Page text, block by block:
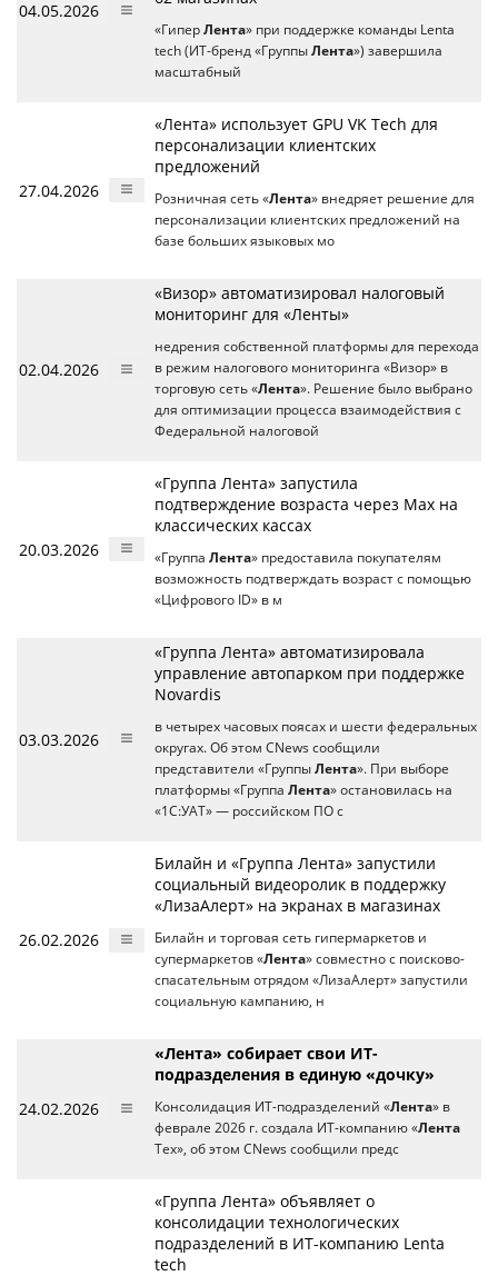
04.05.2026
«Гипер Лента» при поддержке команды Lenta
tech (ИТ-бренд «Группы Лента») завершила
масштабный
27.04.2026
«Лента» использует GPU VK Tech для
персонализации клиентских
предложений
Розничная сеть «Лента» внедряет решение для
персонализации клиентских предложений на
базе больших языковых мо
02.04.2026
«Визор» автоматизировал налоговый
мониторинг для «Ленты»
недрения собственной платформы для перехода
в режим налогового мониторинга «Визор» в
торговую сеть «Лента». Решение было выбрано
для оптимизации процесса взаимодействия с
Федеральной налоговой
20.03.2026
«Группа Лента» запустила
подтверждение возраста через Max на
классических кассах
«Группа Лента» предоставила покупателям
возможность подтверждать возраст с помощью
«Цифрового ID» в м
03.03.2026
«Группа Лента» автоматизировала
управление автопарком при поддержке
Novardis
в четырех часовых поясах и шести федеральных
округах. Об этом CNews сообщили
представители «Группы Лента». При выборе
платформы «Группа Лента» остановилась на
«1С:УАТ» — российском ПО с
26.02.2026
Билайн и «Группа Лента» запустили
социальный видеоролик в поддержку
«ЛизаАлерт» на экранах в магазинах
Билайн и торговая сеть гипермаркетов и
супермаркетов «Лента» совместно с поисково-
спасательным отрядом «ЛизаАлерт» запустили
социальную кампанию, н
24.02.2026
«Лента» собирает свои ИТ-
подразделения в единую «дочку»
Консолидация ИТ-подразделений «Лента» в
феврале 2026 г. создала ИТ-компанию «Лента
Тех», об этом CNews сообщили предс
«Группа Лента» объявляет о
консолидации технологических
подразделений в ИТ-компанию Lenta
tech